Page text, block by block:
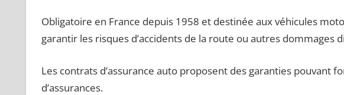
Obligatoire en France depuis 1958 et destinée aux véhicules
garantir les risques d’accidents de la route ou autres dommages
Les contrats d’assurance auto proposent des garanties pouvant
d’assurances.